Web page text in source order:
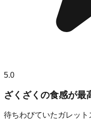
5.0
ざくざくの食感が最
待ちわびていたガレッ